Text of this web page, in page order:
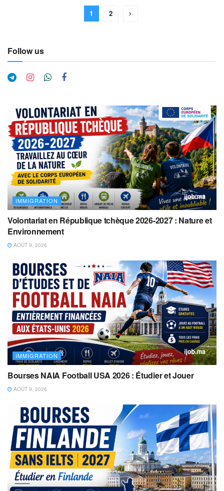
1 2
Follow us
IMMIGRATION
Volontariat en République tchèque 2026-2027 : Nature et
Environnement
AOÛT 9, 2026
IMMIGRATION
Bourses NAIA Football USA 2026 : Étudier et Jouer
AOÛT 9, 2026